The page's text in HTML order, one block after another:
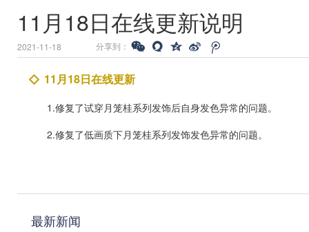
11月18日在线更新说明
2021-11-18 分享到：
11月18日在线更新
1.修复了试穿月笼桂系列发饰后自身发色异常的问题。
2.修复了低画质下月笼桂系列发饰发色异常的问题。
最新新闻